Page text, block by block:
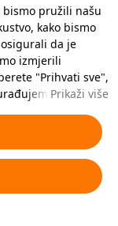
bismo pružili našu
kako bismo
da je
izmjerili
"Prihvati sve",
kolačiće ili
onemogućiti
kojem trenutku u
pogledajte
.
Prikaži više